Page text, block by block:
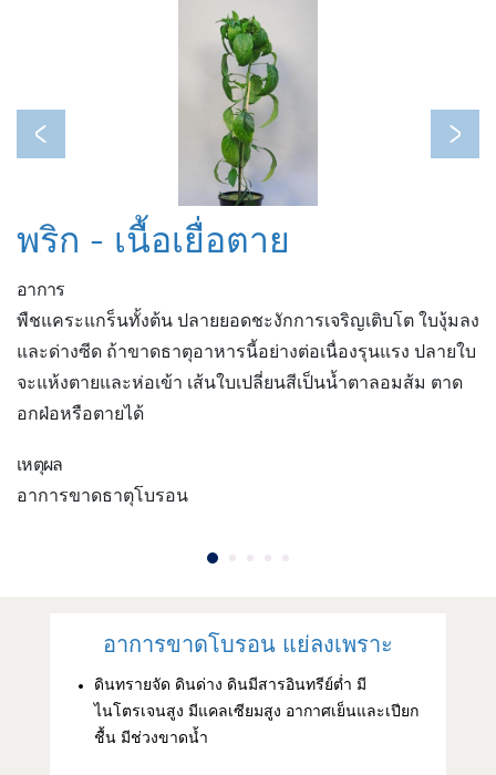
Previous Next
พริก - เนื้อเยื่อตาย
อาการ
พืชแคระแกร็นทั้งต้น ปลายยอดชะงักการเจริญเติบโต ใบงุ้มลง
และด่างซีด ถ้าขาดธาตุอาหารนี้อย่างต่อเนื่องรุนแรง ปลายใบ
จะแห้งตายและห่อเข้า เส้นใบเปลี่ยนสีเป็นน้ำตาลอมส้ม ตาด
อกฝ่อหรือตายได้
เหตุผล
อาการขาดธาตุโบรอน
อาการขาดโบรอน แย่ลงเพราะ
ดินทรายจัด ดินด่าง ดินมีสารอินทรีย์ต่ำ มี
ไนโตรเจนสูง มีแคลเซียมสูง อากาศเย็นและเปียก
ชื้น มีช่วงขาดน้ำ